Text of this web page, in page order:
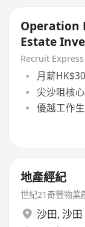
Operation
Estate
Recruit
月薪
尖沙咀核
優越工作
地產經紀
世紀21奇豐物業
沙田, 沙田